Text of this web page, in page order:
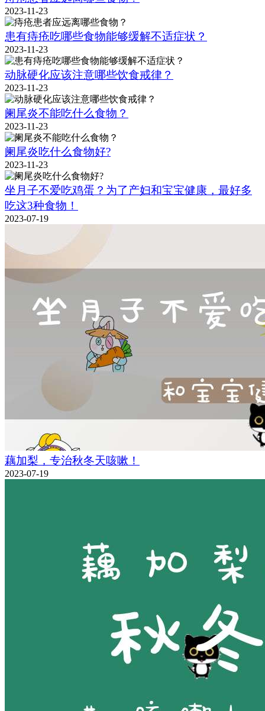
2023-11-23
患有痔疮吃哪些食物能够缓解不适症状？
2023-11-23
动脉硬化应该注意哪些饮食戒律？
2023-11-23
阑尾炎不能吃什么食物？
2023-11-23
阑尾炎吃什么食物好?
2023-11-23
坐月子不爱吃鸡蛋？为了产妇和宝宝健康，最好多
吃这3种食物！
2023-07-19
藕加梨，专治秋冬天咳嗽！
2023-07-19